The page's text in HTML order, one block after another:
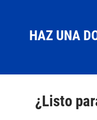
HAZ UNA
¿Listo